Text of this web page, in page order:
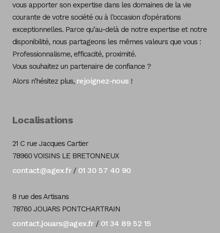
vous apporter son expertise dans les domaines de la vie
courante de votre société ou à l’occasion d’opérations
exceptionnelles. Parce qu’au-delà de notre expertise et notre
disponibilité, nous partageons les mêmes valeurs que vous :
Professionnalisme, efficacité, proximité.
Vous souhaitez un partenaire de confiance ?
Alors n’hésitez plus, rejoignez-nous!
Localisations
21 C rue Jacques Cartier
78960 VOISINS LE BRETONNEUX
contact@agex.fr/ 01 30 57 40 90
8 rue des Artisans
78760 JOUARS PONTCHARTRAIN
contact.jouars@agex.fr/ 01 34 89 52 15